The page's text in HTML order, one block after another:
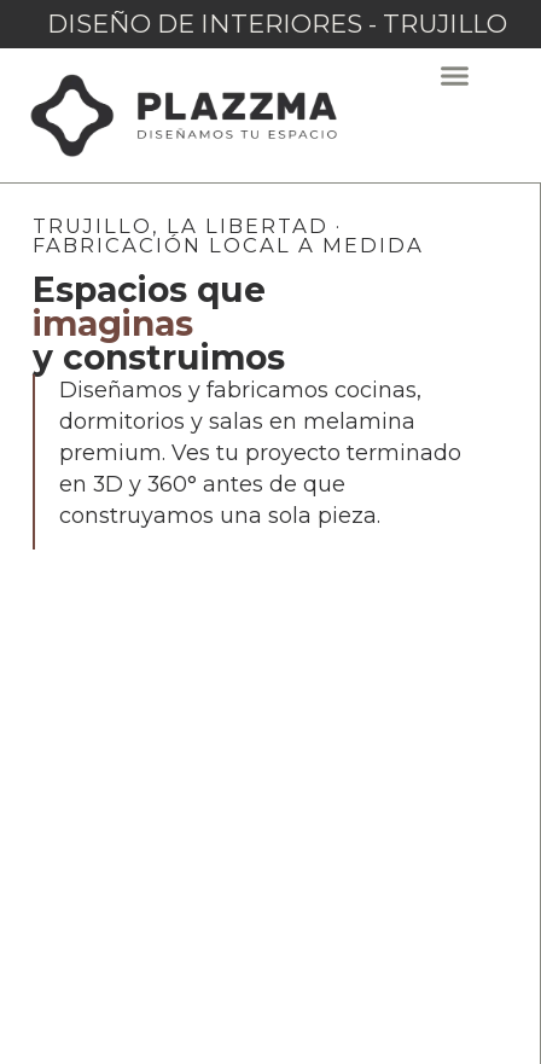
DISEÑO DE INTERIORES - TRUJILLO
TRUJILLO, LA LIBERTAD ·
FABRICACIÓN LOCAL A MEDIDA
Espacios que
imaginas
y construimos
Diseñamos y fabricamos cocinas,
dormitorios y salas en melamina
premium. Ves tu proyecto terminado
en 3D y 360° antes de que
construyamos una sola pieza.